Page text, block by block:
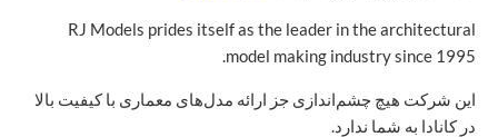
RJ Models prides itself as the leader in the architectural
model making industry since 1995.
این شرکت هیچ چشم‌اندازی جز ارائه مدل‌های معماری با کیفیت بالا
در کانادا به شما ندارد.